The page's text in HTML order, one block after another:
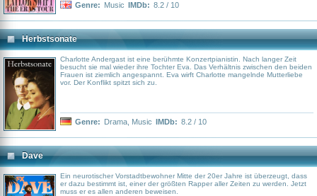
Genre: Music IMDb: 8.2 / 10
Herbstsonate
Charlotte Andergast ist eine berühmte Konzertpianistin. Nach langer Zeit
besucht sie mal wieder ihre Tochter Eva. Das Verhältnis zwischen den beiden
Frauen ist ziemlich angespannt. Eva wirft Charlotte mangelnde Mutterliebe
vor. Der Konflikt spitzt sich zu.
Genre: Drama Music IMDb: 8.2 / 10
Dave
Ein neurotischer Vorstadtbewohner Mitte der 20er Jahre ist überzeugt, dass
er dazu bestimmt ist, einer der größten Rapper aller Zeiten zu werden. Jetzt
muss er es allen anderen beweisen.